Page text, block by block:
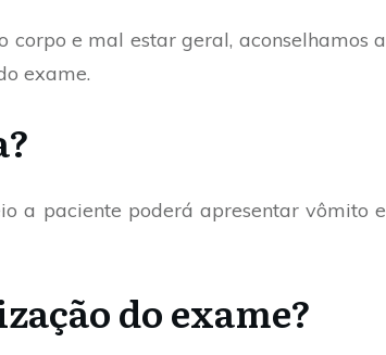
corpo e mal estar geral, aconselhamos a
exame.
a paciente poderá apresentar vômito e
do exame?